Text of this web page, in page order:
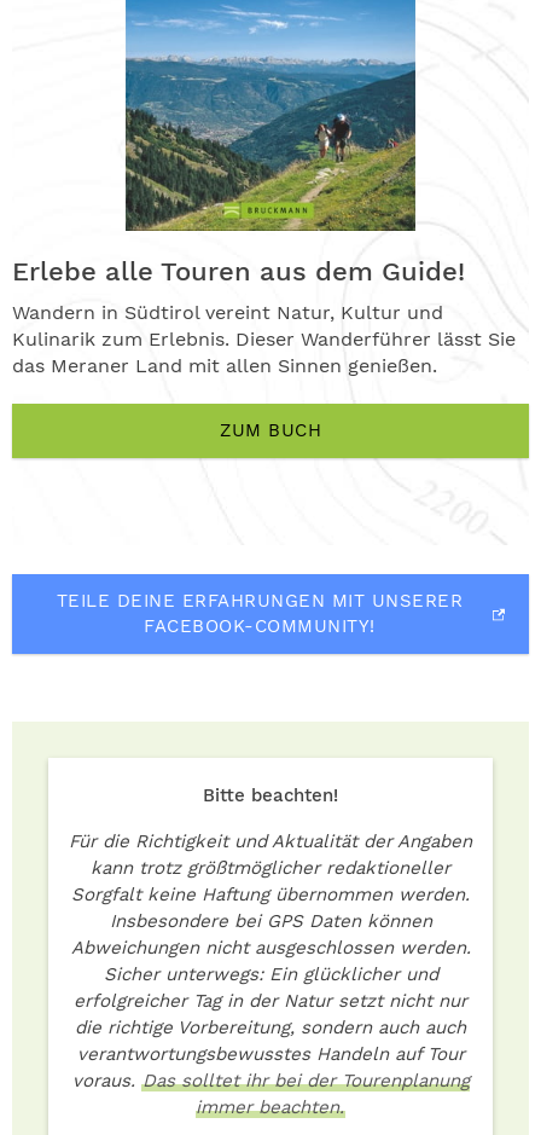
Erlebe alle Touren aus dem Guide!
Wandern in Südtirol vereint Natur, Kultur und
Kulinarik zum Erlebnis. Dieser Wanderführer lässt Sie
das Meraner Land mit allen Sinnen genießen.
ZUM BUCH
TEILE DEINE ERFAHRUNGEN MIT UNSERER
FACEBOOK-COMMUNITY!
Bitte beachten!
Für die Richtigkeit und Aktualität der Angaben
kann trotz größtmöglicher redaktioneller
Sorgfalt keine Haftung übernommen werden.
Insbesondere bei GPS Daten können
Abweichungen nicht ausgeschlossen werden.
Sicher unterwegs: Ein glücklicher und
erfolgreicher Tag in der Natur setzt nicht nur
die richtige Vorbereitung, sondern auch auch
verantwortungsbewusstes Handeln auf Tour
voraus. Das solltet ihr bei der Tourenplanung
immer beachten.